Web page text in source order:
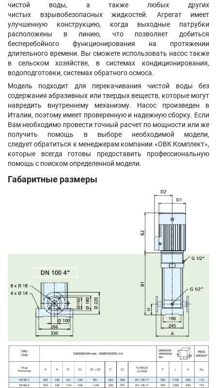
чистой воды, а также любых других
чистых взрывобезопасных жидкостей. Агрегат имеет
улучшенную конструкцию, когда выходные патрубки
расположены в линию, что позволяет добиться
бесперебойного функционирования на протяжении
длительного времени. Вы сможете использовать насос также
в сельском хозяйстве, в системах кондиционирования,
водоподготовки, системах обратного осмоса.
Модель подходит для перекачивания чистой воды без
содержания абразивных или твердых веществ, которые могут
навредить внутреннему механизму. Насос произведен в
Италии, поэтому имеет проверенную и надежную сборку. Если
Вам необходимо провести точный расчет по мощности или же
получить помощь в выборе необходимой модели,
следует обратиться к менеджерам компании «ОВК Комплект»,
которые всегда готовы предоставить профессиональную
помощь с поиском определенной модели.
Габаритные размеры